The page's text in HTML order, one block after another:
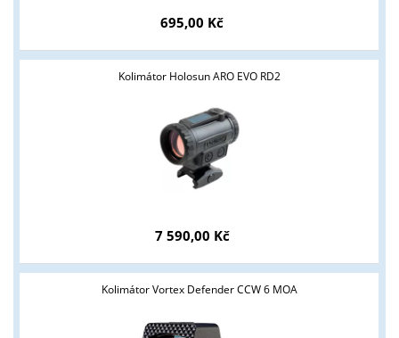
695,00 Kč
Kolimátor Holosun ARO EVO RD2
7 590,00 Kč
Kolimátor Vortex Defender CCW 6 MOA